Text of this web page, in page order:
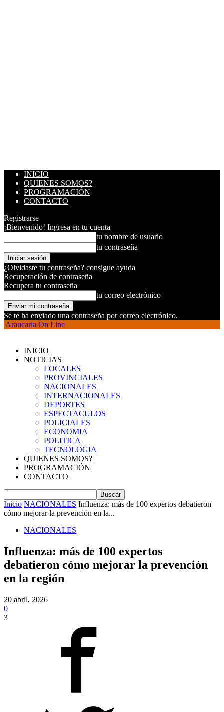
INICIO
QUIENES SOMOS?
PROGRAMACIÓN
CONTACTO
Registrarse
¡Bienvenido! Ingresa en tu cuenta
tu nombre de usuario
tu contraseña
¿Olvidaste tu contraseña? consigue ayuda
Recuperación de contraseña
Recupera tu contraseña
tu correo electrónico
Se te ha enviado una contraseña por correo electrónico.
Araucaria On Line
INICIO
NOTICIAS
LOCALES
PROVINCIALES
NACIONALES
INTERNACIONALES
DEPORTES
ESPECTACULOS
POLICIALES
ECONOMIA
POLITICA
TECNOLOGIA
QUIENES SOMOS?
PROGRAMACIÓN
CONTACTO
Inicio NACIONALES Influenza: más de 100 expertos debatieron
cómo mejorar la prevención en la...
NACIONALES
Influenza: más de 100 expertos
debatieron cómo mejorar la prevención
en la región
20 abril, 2026
0
3